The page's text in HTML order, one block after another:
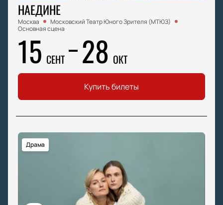
НАЕДИНЕ
Москва
Московский Театр Юного Зрителя (МТЮЗ)
Основная сцена
15 СЕНТ 28 ОКТ
Купить билеты
Драма